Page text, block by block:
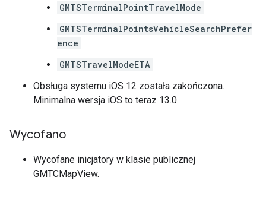
GMTSTerminalPointTravelMode
GMTSTerminalPointsVehicleSearchPrefer
ence
GMTSTravelModeETA
Obsługa systemu iOS 12 została zakończona.
Minimalna wersja iOS to teraz 13.0.
Wycofano
Wycofane inicjatory w klasie publicznej
GMTCMapView.